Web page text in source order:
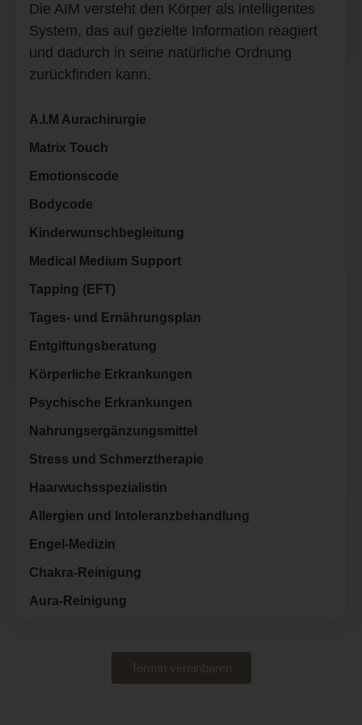
Die AIM versteht den Körper als intelligentes
System, das auf gezielte Information reagiert
und dadurch in seine natürliche Ordnung
zurückfinden kann.
A.I.M Aurachirurgie
Matrix Touch
Emotionscode
Bodycode
Kinderwunschbegleitung
Medical Medium Support
Tapping (EFT)
Tages- und Ernährungsplan
Entgiftungsberatung
Körperliche Erkrankungen
Psychische Erkrankungen
Nahrungsergänzungsmittel
Stress und Schmerztherapie
Haarwuchsspezialistin
Allergien und Intoleranzbehandlung
Engel-Medizin
Chakra-Reinigung
Aura-Reinigung
Termin vereinbaren